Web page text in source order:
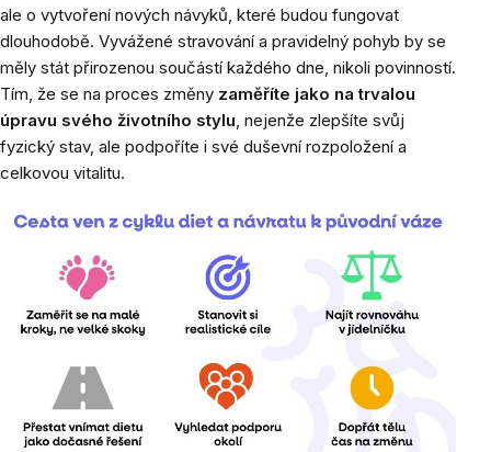
ale o vytvoření nových návyků, které budou fungovat
dlouhodobě. Vyvážené stravování a pravidelný pohyb by se
měly stát přirozenou součástí každého dne, nikoli povinností.
Tím, že se na proces změny zaměříte jako na trvalou
úpravu svého životního stylu, nejenže zlepšíte svůj
fyzický stav, ale podpoříte i své duševní rozpoložení a
celkovou vitalitu.